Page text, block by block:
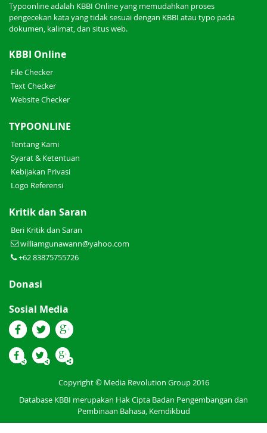
Typoonline adalah KBBI Online yang memudahkan proses
pengecekan kata yang tidak sesuai dengan KBBI atau typo pada
dokumen, kalimat, dan situs web.
KBBI Online
File Checker
Text Checker
Website Checker
TYPOONLINE
Tentang Kami
Syarat & Ketentuan
Kebijakan Privasi
Logo Referensi
Kritik dan Saran
Beri Kritik dan Saran
williamgunawann@yahoo.com
+62 83875755726
Donasi
Sosial Media
Copyright © Media Revolution Group 2016
Database KBBI merupakan Hak Cipta Badan Pengembangan dan
Pembinaan Bahasa, Kemdikbud